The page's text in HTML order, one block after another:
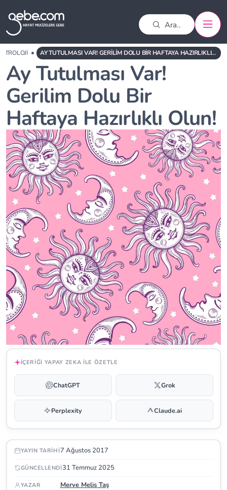
AY TUTULMASI VAR! GERILIM DOLU BIR HAFTAYA HAZIRLIKLI OLUN!
Ay Tutulması Var!
Gerilim Dolu Bir
Haftaya Hazırlıklı Olun!
İÇERIĞI YAPAY ZEKA ILE ÖZETLE
ChatGPT Grok
Perplexity Claude.ai
YAYIN TARIHI7 Ağustos 2017
GÜNCELLENDI31 Temmuz 2025
YAZAR Merve Melis Taş